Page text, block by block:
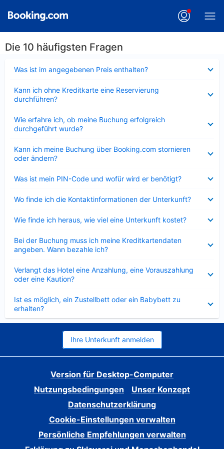
Die 10 häufigsten Fragen
Was ist im angegebenen Preis enthalten?
Kann ich ohne Kreditkarte eine Reservierung
durchführen?
Wie erfahre ich, ob meine Buchung erfolgreich
durchgeführt wurde?
Kann ich meine Buchung über Booking.com stornieren
oder ändern?
Was ist mein PIN-Code und wofür wird er benötigt?
Wo finde ich die Kontaktinformationen der Unterkunft?
Wie finde ich heraus, wie viel eine Unterkunft kostet?
Bei der Buchung muss ich meine Kreditkartendaten
angeben. Wann bezahle ich?
Verlangt das Hotel eine Anzahlung, eine Vorauszahlung
oder eine Kaution?
Ist es möglich, ein Zustellbett oder ein Babybett zu
erhalten?
Ihre Unterkunft anmelden
Version für Desktop-Computer
Nutzungsbedingungen
Unser Konzept
Datenschutzerklärung
Cookie-Einstellungen verwalten
Persönliche Empfehlungen verwalten